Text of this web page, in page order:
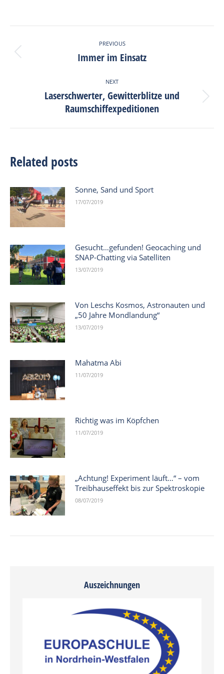
Facebook
X
PinterestLinkedIn
navigation
PREVIOUS
Previous
Immer im Einsatz
NEXT
Next
post:
Laserschwerter, Gewitterblitze und
Raumschiffexpeditionen
Related posts
Sonne, Sand und Sport
17/07/2019
Gesucht…gefunden! Geocaching und
SNAP-Chatting via Satelliten
13/07/2019
Von Leschs Kosmos, Astronauten und
„50 Jahre Mondlandung“
13/07/2019
Mahatma Abi
11/07/2019
Richtig was im Köpfchen
11/07/2019
„Achtung! Experiment läuft…“ – vom
Treibhauseffekt bis zur Spektroskopie
08/07/2019
Auszeichnungen